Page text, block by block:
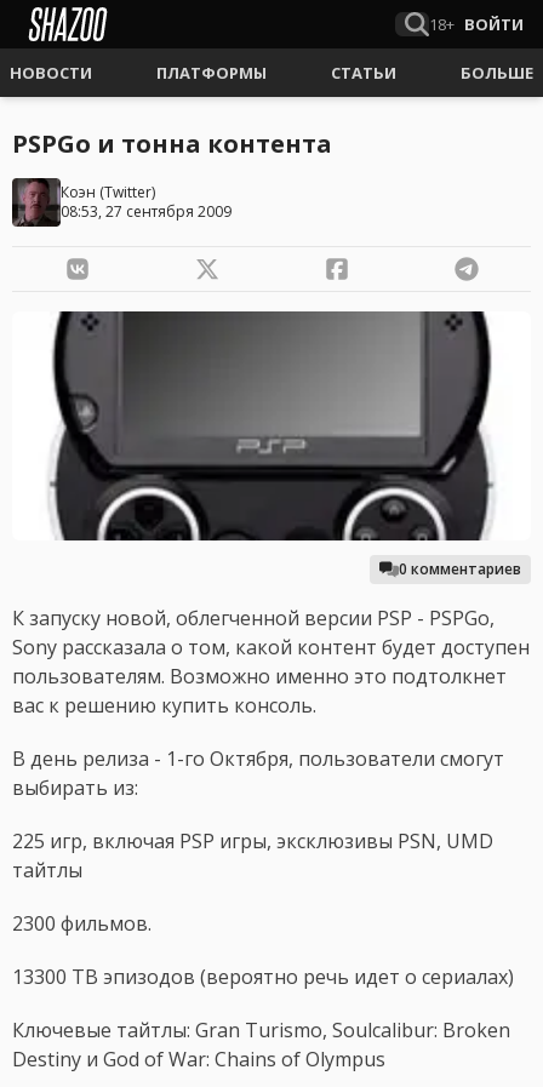
18+ ВОЙТИ
НОВОСТИ ПЛАТФОРМЫ СТАТЬИ БОЛЬШЕ
PSPGo и тонна контента
Коэн (Twitter)
08:53, 27 сентября 2009
0 комментариев
К запуску новой, облегченной версии PSP - PSPGo,
Sony рассказала о том, какой контент будет доступен
пользователям. Возможно именно это подтолкнет
вас к решению купить консоль.
В день релиза - 1-го Октября, пользователи смогут
выбирать из:
225 игр, включая PSP игры, эксклюзивы PSN, UMD
тайтлы
2300 фильмов.
13300 ТВ эпизодов (вероятно речь идет о сериалах)
Ключевые тайтлы: Gran Turismo, Soulcalibur: Broken
Destiny и God of War: Chains of Olympus